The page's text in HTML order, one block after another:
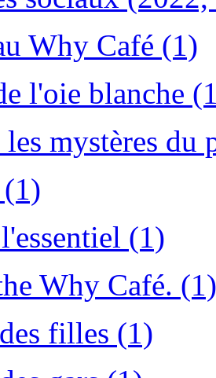
Why Café (1)
l'oie blanche
mystères du
(1)
Why Café. (1)
filles (1)